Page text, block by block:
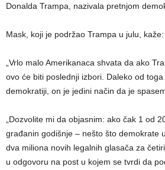
Donalda Trampa, nazivala pretnjom
Mask, koji je podržao Trampa u julu, kaže:
„Vrlo malo Amerikanaca shvata da ako
ovo će biti poslednji izbori. Daleko od
demokratiji, on je jedini način da je
„Dozvolite mi da objasnim: ako čak 1 od
građanin godišnje – nešto što demokrate
dva miliona novih legalnih glasača za
u odgovoru na post u kojem se tvrdi da